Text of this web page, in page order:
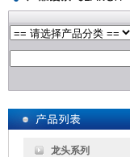
龙头系列